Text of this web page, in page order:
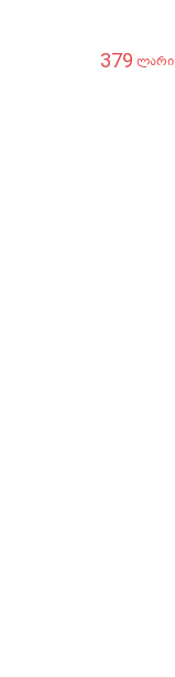
379 ლარი